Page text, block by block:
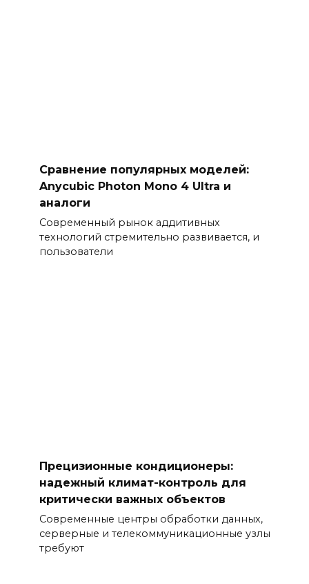
Сравнение популярных моделей:
Anycubic Photon Mono 4 Ultra и
аналоги
Современный рынок аддитивных
технологий стремительно развивается, и
пользователи
Прецизионные кондиционеры:
надежный климат-контроль для
критически важных объектов
Современные центры обработки данных,
серверные и телекоммуникационные узлы
требуют